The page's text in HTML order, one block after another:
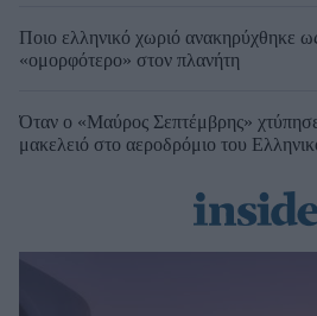
Ποιο ελληνικό χωριό ανακηρύχθηκε
«ομορφότερο» στον πλανήτη
Όταν ο «Μαύρος Σεπτέμβρης»
μακελειό στο αεροδρόμιο του